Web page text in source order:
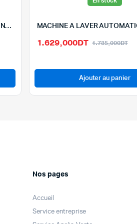
FOUR ENCASTRABLE STARONE 56l – INOX-A6-SFI2
1.735,000DTLe
1.629,000DT
Le
est :
Ajouter au panier
Nos pages
Accueil
Service entreprise